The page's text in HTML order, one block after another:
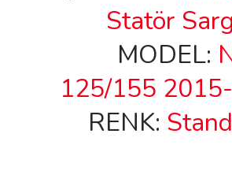
Statör
MODEL:
125/155
RENK: